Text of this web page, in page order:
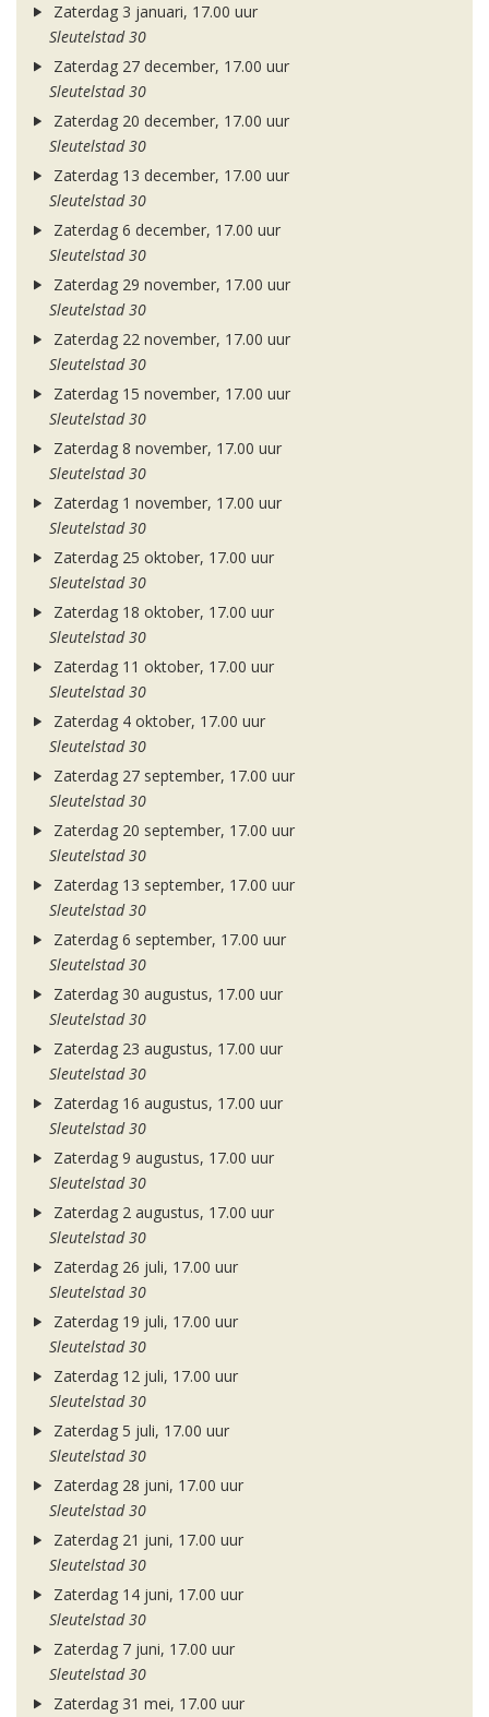
Zaterdag 3 januari, 17.00 uur
Sleutelstad 30
Zaterdag 27 december, 17.00 uur
Sleutelstad 30
Zaterdag 20 december, 17.00 uur
Sleutelstad 30
Zaterdag 13 december, 17.00 uur
Sleutelstad 30
Zaterdag 6 december, 17.00 uur
Sleutelstad 30
Zaterdag 29 november, 17.00 uur
Sleutelstad 30
Zaterdag 22 november, 17.00 uur
Sleutelstad 30
Zaterdag 15 november, 17.00 uur
Sleutelstad 30
Zaterdag 8 november, 17.00 uur
Sleutelstad 30
Zaterdag 1 november, 17.00 uur
Sleutelstad 30
Zaterdag 25 oktober, 17.00 uur
Sleutelstad 30
Zaterdag 18 oktober, 17.00 uur
Sleutelstad 30
Zaterdag 11 oktober, 17.00 uur
Sleutelstad 30
Zaterdag 4 oktober, 17.00 uur
Sleutelstad 30
Zaterdag 27 september, 17.00 uur
Sleutelstad 30
Zaterdag 20 september, 17.00 uur
Sleutelstad 30
Zaterdag 13 september, 17.00 uur
Sleutelstad 30
Zaterdag 6 september, 17.00 uur
Sleutelstad 30
Zaterdag 30 augustus, 17.00 uur
Sleutelstad 30
Zaterdag 23 augustus, 17.00 uur
Sleutelstad 30
Zaterdag 16 augustus, 17.00 uur
Sleutelstad 30
Zaterdag 9 augustus, 17.00 uur
Sleutelstad 30
Zaterdag 2 augustus, 17.00 uur
Sleutelstad 30
Zaterdag 26 juli, 17.00 uur
Sleutelstad 30
Zaterdag 19 juli, 17.00 uur
Sleutelstad 30
Zaterdag 12 juli, 17.00 uur
Sleutelstad 30
Zaterdag 5 juli, 17.00 uur
Sleutelstad 30
Zaterdag 28 juni, 17.00 uur
Sleutelstad 30
Zaterdag 21 juni, 17.00 uur
Sleutelstad 30
Zaterdag 14 juni, 17.00 uur
Sleutelstad 30
Zaterdag 7 juni, 17.00 uur
Sleutelstad 30
Zaterdag 31 mei, 17.00 uur